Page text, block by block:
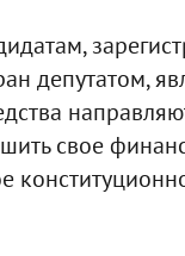
депутатом,
свое